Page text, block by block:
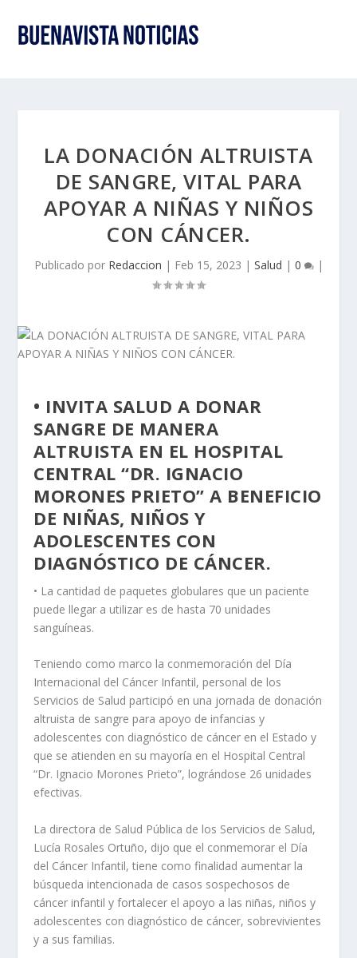
LA DONACIÓN ALTRUISTA
DE SANGRE, VITAL PARA
APOYAR A NIÑAS Y NIÑOS
CON CÁNCER.
Publicado por Redaccion | Feb 15, 2023 | Salud | 0 |
• INVITA SALUD A DONAR
SANGRE DE MANERA
ALTRUISTA EN EL HOSPITAL
CENTRAL “DR. IGNACIO
MORONES PRIETO” A BENEFICIO
DE NIÑAS, NIÑOS Y
ADOLESCENTES CON
DIAGNÓSTICO DE CÁNCER.
• La cantidad de paquetes globulares que un paciente
puede llegar a utilizar es de hasta 70 unidades
sanguíneas.
Teniendo como marco la conmemoración del Día
Internacional del Cáncer Infantil, personal de los
Servicios de Salud participó en una jornada de donación
altruista de sangre para apoyo de infancias y
adolescentes con diagnóstico de cáncer en el Estado y
que se atienden en su mayoría en el Hospital Central
“Dr. Ignacio Morones Prieto”, lográndose 26 unidades
efectivas.
La directora de Salud Pública de los Servicios de Salud,
Lucía Rosales Ortuño, dijo que el conmemorar el Día
del Cáncer Infantil, tiene como finalidad aumentar la
búsqueda intencionada de casos sospechosos de
cáncer infantil y fortalecer el apoyo a las niñas, niños y
adolescentes con diagnóstico de cáncer, sobrevivientes
y a sus familias.